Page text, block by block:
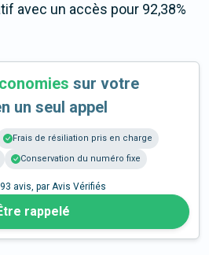
avec un accès pour 92,38%
sur votre
un seul appel
Frais de résiliation pris en charge
Conservation du numéro fixe
avis, par Avis Vérifiés
rappelé